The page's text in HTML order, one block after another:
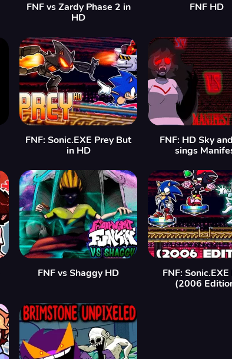
FNF vs Zardy Phase 2 in
HD
FNF HD
FNF: Sonic.EXE Prey But
in HD
FNF: HD Sky
sings
FNF vs Shaggy HD
FNF:
(2006